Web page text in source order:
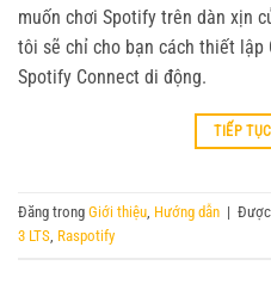
muốn chơi Spotify trên dàn xịn
tôi sẽ chỉ cho bạn cách thiết
Spotify Connect di động.
TIẾP
Đăng trong Giới thiệu, Hướng dẫn |
3 LTS, Raspotify